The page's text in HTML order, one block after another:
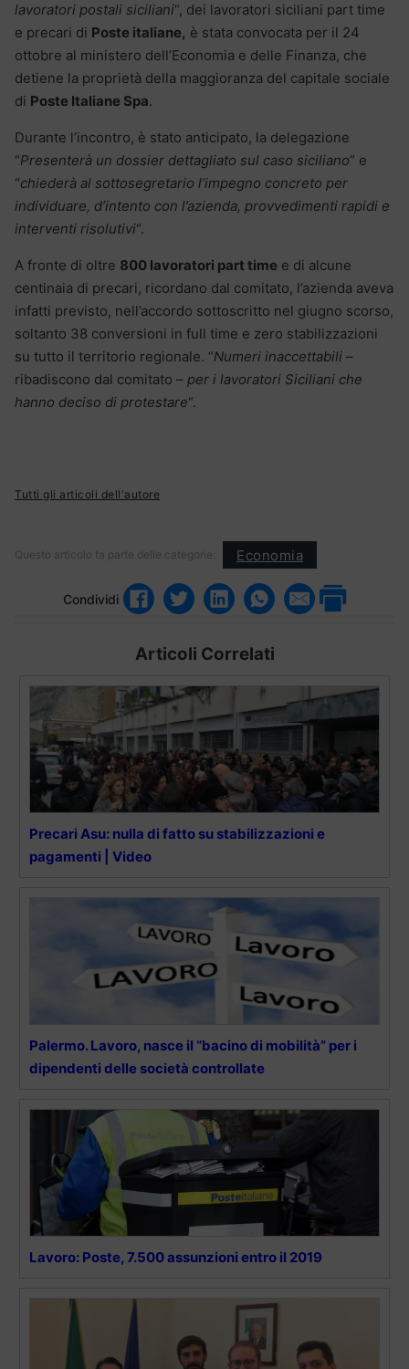
lavoratori postali siciliani“, dei lavoratori siciliani part time
e precari di Poste italiane, è stata convocata per il 24
ottobre al ministero dell’Economia e delle Finanza, che
detiene la proprietà della maggioranza del capitale sociale
di Poste Italiane Spa.
Durante l’incontro, è stato anticipato, la delegazione
“Presenterà un dossier dettagliato sul caso siciliano” e
“chiederà al sottosegretario l’impegno concreto per
individuare, d’intento con l’azienda, provvedimenti rapidi e
interventi risolutivi“.
A fronte di oltre 800 lavoratori part time e di alcune
centinaia di precari, ricordano dal comitato, l’azienda aveva
infatti previsto, nell’accordo sottoscritto nel giugno scorso,
soltanto 38 conversioni in full time e zero stabilizzazioni
su tutto il territorio regionale. “Numeri inaccettabili –
ribadiscono dal comitato – per i lavoratori Siciliani che
hanno deciso di protestare“.
Tutti gli articoli dell'autore
Questo articolo fa parte delle categorie: Economia
Condividi
Articoli Correlati
Precari Asu: nulla di fatto su stabilizzazioni e
pagamenti | Video
Palermo. Lavoro, nasce il “bacino di mobilità” per i
dipendenti delle società controllate
Lavoro: Poste, 7.500 assunzioni entro il 2019